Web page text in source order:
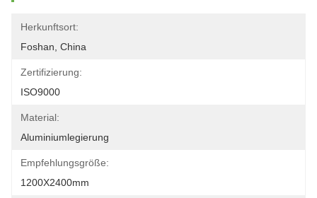
Herkunftsort:
Foshan, China
Zertifizierung:
ISO9000
Material:
Aluminiumlegierung
Empfehlungsgröße:
1200X2400mm